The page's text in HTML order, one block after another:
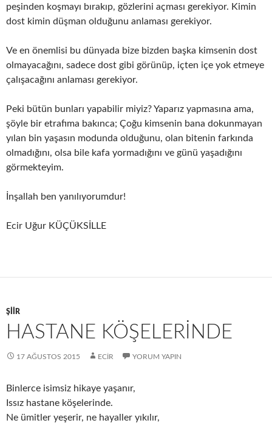
peşinden koşmayı bırakıp, gözlerini açması gerekiyor. Kimin
dost kimin düşman olduğunu anlaması gerekiyor.
Ve en önemlisi bu dünyada bize bizden başka kimsenin dost
olmayacağını, sadece dost gibi görünüp, içten içe yok etmeye
çalışacağını anlaması gerekiyor.
Peki bütün bunları yapabilir miyiz? Yaparız yapmasına ama,
şöyle bir etrafıma bakınca; Çoğu kimsenin bana dokunmayan
yılan bin yaşasın modunda olduğunu, olan bitenin farkında
olmadığını, olsa bile kafa yormadığını ve günü yaşadığını
görmekteyim.
İnşallah ben yanılıyorumdur!
Ecir Uğur KÜÇÜKSİLLE
ŞIIR
HASTANE KÖŞELERİNDE
17 AĞUSTOS 2015 ECIR YORUM YAPIN
Binlerce isimsiz hikaye yaşanır,
Issız hastane köşelerinde.
Ne ümitler yeşerir, ne hayaller yıkılır,